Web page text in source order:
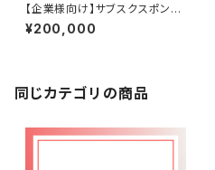
【企業様向け】サブスクスポンサ
ー20万パック
¥200,000
同じカテゴリの商品